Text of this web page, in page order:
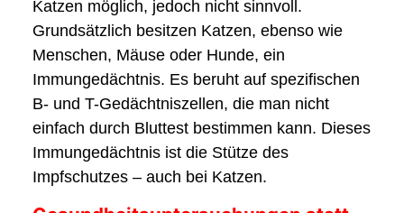
Katzen möglich, jedoch nicht sinnvoll.
Grundsätzlich besitzen Katzen, ebenso wie
Menschen, Mäuse oder Hunde, ein
Immungedächtnis. Es beruht auf spezifischen
B- und T-Gedächtniszellen, die man nicht
einfach durch Bluttest bestimmen kann. Dieses
Immungedächtnis ist die Stütze des
Impfschutzes – auch bei Katzen.